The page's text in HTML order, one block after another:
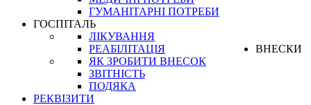
ГУМАНІТАРНІ ПОТРЕБИ
ГОСПІТАЛЬ
ЛІКУВАННЯ
РЕАБІЛІТАЦІЯ
ВНЕСКИ
ЯК ЗРОБИТИ ВНЕСОК
ЗВІТНІСТЬ
ПОДЯКА
РЕКВІЗИТИ